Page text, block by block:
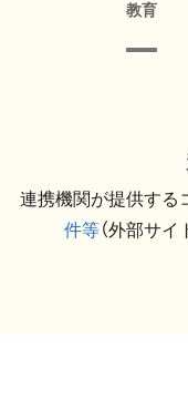
教育
連携機関が提供する
件等（外部サ